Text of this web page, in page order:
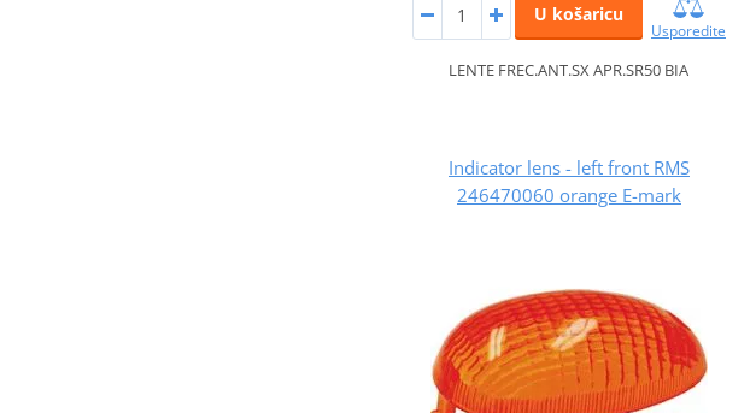
U košaricu
Usporedite
LENTE FREC.ANT.SX APR.SR50 BIA
Indicator lens - left front RMS
246470060 orange E-mark